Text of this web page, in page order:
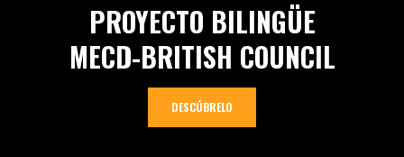
PROYECTO BILINGÜE
MECD-BRITISH COUNCIL
DESCÚBRELO